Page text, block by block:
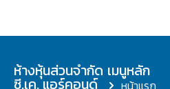
ห้างหุ้นส่วนจำกัด
ซี.เค. แอร์คอนด์
เมนูหลัก
หน้าแรก